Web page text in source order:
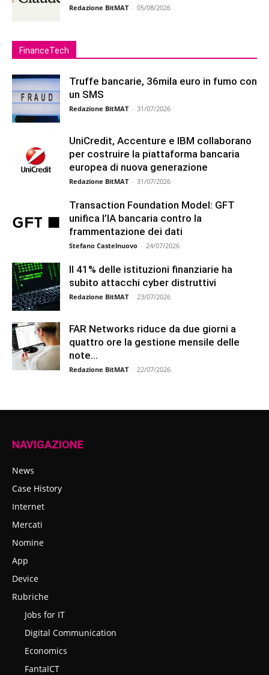
Redazione BitMAT - 05/08/2026
FinanceTech
Truffe bancarie, 36mila euro in fumo con
un SMS
Redazione BitMAT - 31/07/2026
UniCredit, Accenture e IBM collaborano
per costruire la piattaforma bancaria
europea di nuova generazione
Redazione BitMAT - 31/07/2026
Transaction Foundation Model: GFT
unifica l’IA bancaria contro la
frammentazione dei dati
Stefano Castelnuovo - 24/07/2026
Il 41% delle istituzioni finanziarie ha
subito attacchi cyber distruttivi
Redazione BitMAT - 23/07/2026
FAR Networks riduce da due giorni a
quattro ore la gestione mensile delle
note...
Redazione BitMAT - 22/07/2026
NAVIGAZIONE
News
Case History
Internet
Mercati
Nomine
App
Device
Rubriche
Jobs for IT
Digital Communication
Economics
FantaICT